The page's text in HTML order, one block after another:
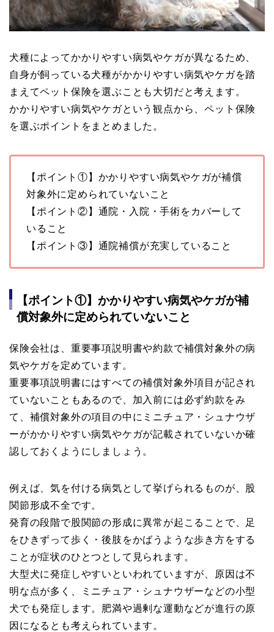
犬種によってかかりやすい病気やケガが異なるため、
自身が飼っている犬種がかかりやすい病気やケガを踏
まえてペット保険を選ぶことも大切だと考えます。
かかりやすい病気やケガという観点から、ペット保険
を選ぶポイントをまとめました。
【ポイント①】かかりやすい病気やケガが補償
対象外に定められていないこと
【ポイント②】通院・入院・手術をカバーして
いること
【ポイント③】通院補償が充実していること
【ポイント①】かかりやすい病気やケガが補
償対象外に定められていないこと
保険会社は、重要事項説明書や約款で補償対象外の病
気やケガを定めています。
重要事項説明書にはすべての補償対象外項目が記され
ていないこともあるので、加入前には必ず約款をみ
て、補償対象外の項目の中にミニチュア・シュナウザ
ーがかかりやすい病気やケガが記載されていないか確
認しておくようにしましょう。
例えば、気を付ける病気として挙げられるものが、股
関節形成不全です。
発育の段階で股関節の形成に異常が起こることで、足
をひきずって歩く・後肢をかばうような歩き方をする
ことが症状のひとつとして見られます。
大型犬に発症しやすいといわれていますが、原因は不
明な点が多く、ミニチュア・シュナウザーなどの小型
犬でも発症します。肥満や過剰な運動などが進行の原
因になるとも考えられています。